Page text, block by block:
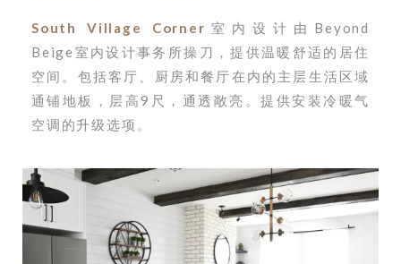
South Village Corner 室内设计由Beyond
Beige室内设计事务所操刀，提供温暖舒适的居住
空间。包括客厅、厨房和餐厅在内的主层生活区域
通铺地板，层高9尺，通透敞亮。提供安装冷暖气
空调的升级选项。